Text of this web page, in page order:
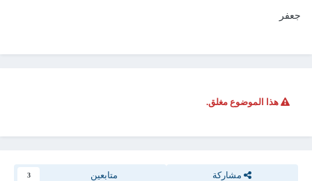
جعفر
هذا الموضوع مغلق.
مشاركة متابعين 3